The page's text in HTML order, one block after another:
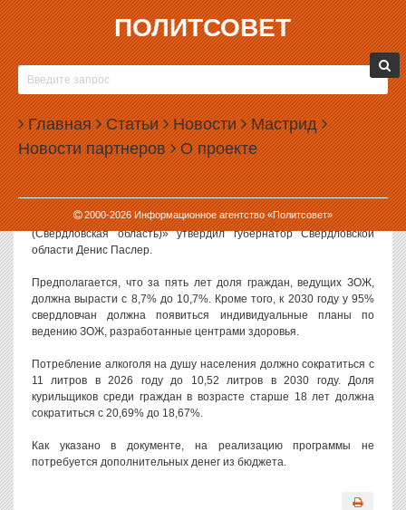
ПОЛИТСОВЕТ
Главная Статьи Новости Мастрид
Новости партнеров О проекте
2000-2026Информационное агентство «Политсовет»
02.06.2026, 09:58
СВЕРДЛОВСКИЕ ВЛАСТИ ХОТЯТ ПРИОБЩИТЬ
К ЗОЖ 10% НАСЕЛЕНИЯ
Власти Свердловской области приняли программу, результатом
которой должно стать приобщение к здоровому образу жизни
более 10% населения.
Региональную программу «Укрепление здоровья и
формирование здоровьесберегающей среды на 2026–2030 годы
(Свердловская область)» утвердил губернатор Свердловской
области Денис Паслер.
Предполагается, что за пять лет доля граждан, ведущих ЗОЖ,
должна вырасти с 8,7% до 10,7%. Кроме того, к 2030 году у 95%
свердловчан должна появиться индивидуальные планы по
ведению ЗОЖ, разработанные центрами здоровья.
Потребление алкоголя на душу населения должно сократиться с
11 литров в 2026 году до 10,52 литров в 2030 году. Доля
курильщиков среди граждан в возрасте старше 18 лет должна
сократиться с 20,69% до 18,67%.
Как указано в документе, на реализацию программы не
потребуется дополнительных денег из бюджета.